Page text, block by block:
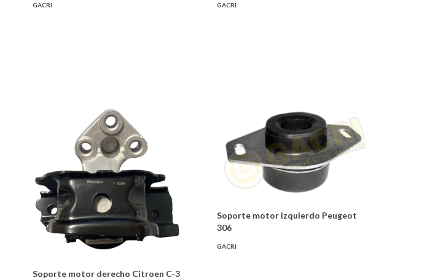
GACRI GACRI
Soporte motor derecho Citroen C-3
Soporte motor izquierdo Peugeot
306
GACRI